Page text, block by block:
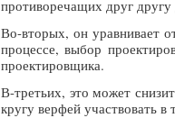
противоречащих друг
Во-вторых, он уравнивает
процессе, выбор
проектировщика.
В-третьих, это может
кругу верфей участвовать